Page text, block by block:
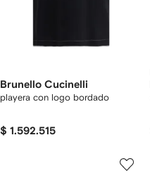
Brunello Cucinelli
playera con logo bordado
$ 1.592.515